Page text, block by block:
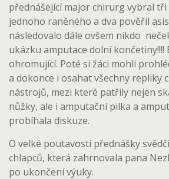
přednášející major chirurg vybral
jednoho raněného a dva pověřil
následovalo dále ovšem nikdo
ukázku amputace dolní končetiny!!!!
ohromující. Poté si žáci mohli
a dokonce i osahat všechny repliky
nástrojů, mezi které patřily nejen
nůžky, ale i amputační pilka a
probíhala diskuze.
O velké poutavosti přednášky
chlapců, která zahrnovala pana
po ukončení výuky.